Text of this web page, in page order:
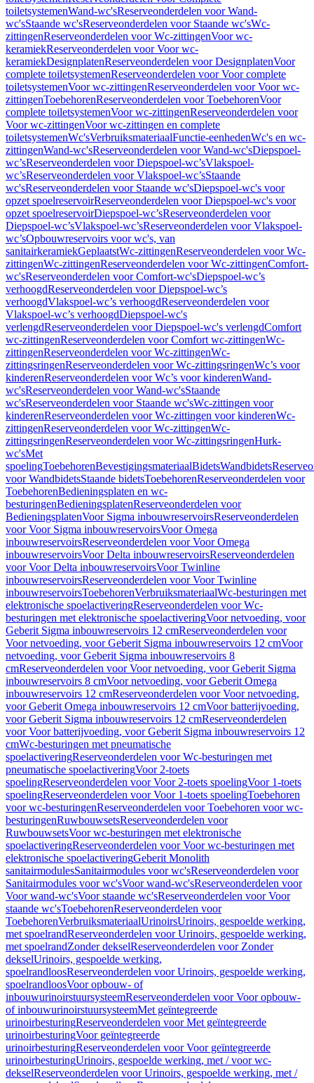
toiletsystemenWand-wc'sReserveonderdelen voor Wand-
wc'sStaande wc'sReserveonderdelen voor Staande wc'sWc-
zittingenReserveonderdelen voor Wc-zittingenVoor wc-
keramiekReserveonderdelen voor Voor wc-
keramiekDesignplatenReserveonderdelen voor DesignplatenVoor
complete toiletsystemenReserveonderdelen voor Voor complete
toiletsystemenVoor wc-zittingenReserveonderdelen voor Voor wc-
zittingenToebehorenReserveonderdelen voor ToebehorenVoor
complete toiletsystemenVoor wc-zittingenReserveonderdelen voor
Voor wc-zittingenVoor wc-zittingen en complete
toiletsystemenWc'sVerbruiksmateriaalFunctie-eenhedenWc's en wc-
zittingenWand-wc'sReserveonderdelen voor Wand-wc'sDiepspoel-
wc’sReserveonderdelen voor Diepspoel-wc’sVlakspoel-
wc’sReserveonderdelen voor Vlakspoel-wc’sStaande
wc'sReserveonderdelen voor Staande wc'sDiepspoel-wc's voor
opzet spoelreservoirReserveonderdelen voor Diepspoel-wc's voor
opzet spoelreservoirDiepspoel-wc’sReserveonderdelen voor
Diepspoel-wc’sVlakspoel-wc’sReserveonderdelen voor Vlakspoel-
wc’sOpbouwreservoirs voor wc's, van
sanitairkeramiekGeplaatstWc-zittingenReserveonderdelen voor Wc-
zittingenWc-zittingenReserveonderdelen voor Wc-zittingenComfort-
wc'sReserveonderdelen voor Comfort-wc'sDiepspoel-wc’s
verhoogdReserveonderdelen voor Diepspoel-wc’s
verhoogdVlakspoel-wc’s verhoogdReserveonderdelen voor
Vlakspoel-wc’s verhoogdDiepspoel-wc's
verlengdReserveonderdelen voor Diepspoel-wc's verlengdComfort
wc-zittingenReserveonderdelen voor Comfort wc-zittingenWc-
zittingenReserveonderdelen voor Wc-zittingenWc-
zittingsringenReserveonderdelen voor Wc-zittingsringenWc’s voor
kinderenReserveonderdelen voor Wc’s voor kinderenWand-
wc'sReserveonderdelen voor Wand-wc'sStaande
wc'sReserveonderdelen voor Staande wc'sWc-zittingen voor
kinderenReserveonderdelen voor Wc-zittingen voor kinderenWc-
zittingenReserveonderdelen voor Wc-zittingenWc-
zittingsringenReserveonderdelen voor Wc-zittingsringenHurk-
wc'sMet
spoelingToebehorenBevestigingsmateriaalBidetsWandbidets
voor WandbidetsStaande bidetsToebehorenReserveonderdelen voor
ToebehorenBedieningsplaten en wc-
besturingenBedieningsplatenReserveonderdelen voor
BedieningsplatenVoor Sigma inbouwreservoirsReserveonderdelen
voor Voor Sigma inbouwreservoirsVoor Omega
inbouwreservoirsReserveonderdelen voor Voor Omega
inbouwreservoirsVoor Delta inbouwreservoirsReserveonderdelen
voor Voor Delta inbouwreservoirsVoor Twinline
inbouwreservoirsReserveonderdelen voor Voor Twinline
inbouwreservoirsToebehorenVerbruiksmateriaalWc-besturingen met
elektronische spoelactiveringReserveonderdelen voor Wc-
besturingen met elektronische spoelactiveringVoor netvoeding, voor
Geberit Sigma inbouwreservoirs 12 cmReserveonderdelen voor
Voor netvoeding, voor Geberit Sigma inbouwreservoirs 12 cmVoor
netvoeding, voor Geberit Sigma inbouwreservoirs 8
cmReserveonderdelen voor Voor netvoeding, voor Geberit Sigma
inbouwreservoirs 8 cmVoor netvoeding, voor Geberit Omega
inbouwreservoirs 12 cmReserveonderdelen voor Voor netvoeding,
voor Geberit Omega inbouwreservoirs 12 cmVoor batterijvoeding,
voor Geberit Sigma inbouwreservoirs 12 cmReserveonderdelen
voor Voor batterijvoeding, voor Geberit Sigma inbouwreservoirs 12
cmWc-besturingen met pneumatische
spoelactiveringReserveonderdelen voor Wc-besturingen met
pneumatische spoelactiveringVoor 2-toets
spoelingReserveonderdelen voor Voor 2-toets spoelingVoor 1-toets
spoelingReserveonderdelen voor Voor 1-toets spoelingToebehoren
voor wc-besturingenReserveonderdelen voor Toebehoren voor wc-
besturingenRuwbouwsetsReserveonderdelen voor
RuwbouwsetsVoor wc-besturingen met elektronische
spoelactiveringReserveonderdelen voor Voor wc-besturingen met
elektronische spoelactiveringGeberit Monolith
sanitairmodulesSanitairmodules voor wc'sReserveonderdelen voor
Sanitairmodules voor wc'sVoor wand-wc'sReserveonderdelen voor
Voor wand-wc'sVoor staande wc'sReserveonderdelen voor Voor
staande wc'sToebehorenReserveonderdelen voor
ToebehorenVerbruiksmateriaalUrinoirsUrinoirs, gespoelde werking,
met spoelrandReserveonderdelen voor Urinoirs, gespoelde werking,
met spoelrandZonder dekselReserveonderdelen voor Zonder
dekselUrinoirs, gespoelde werking,
spoelrandloosReserveonderdelen voor Urinoirs, gespoelde werking,
spoelrandloosVoor opbouw- of
inbouwurinoirstuursysteemReserveonderdelen voor Voor opbouw-
of inbouwurinoirstuursysteemMet geïntegreerde
urinoirbesturingReserveonderdelen voor Met geïntegreerde
urinoirbesturingVoor geïntegreerde
urinoirbesturingReserveonderdelen voor Voor geïntegreerde
urinoirbesturingUrinoirs, gespoelde werking, met / voor wc-
dekselReserveonderdelen voor Urinoirs, gespoelde werking, met /